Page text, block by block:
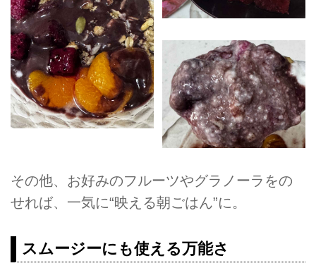
その他、お好みのフルーツやグラノーラをの
せれば、一気に“映える朝ごはん”に。
スムージーにも使える万能さ